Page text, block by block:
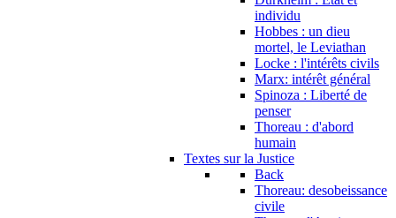
individu
Hobbes : un dieu
mortel, le Leviathan
Locke : l'intérêts civils
Marx: intérêt général
Spinoza : Liberté de
penser
Thoreau : d'abord
humain
Textes sur la Justice
Back
Thoreau: desobeissance
civile